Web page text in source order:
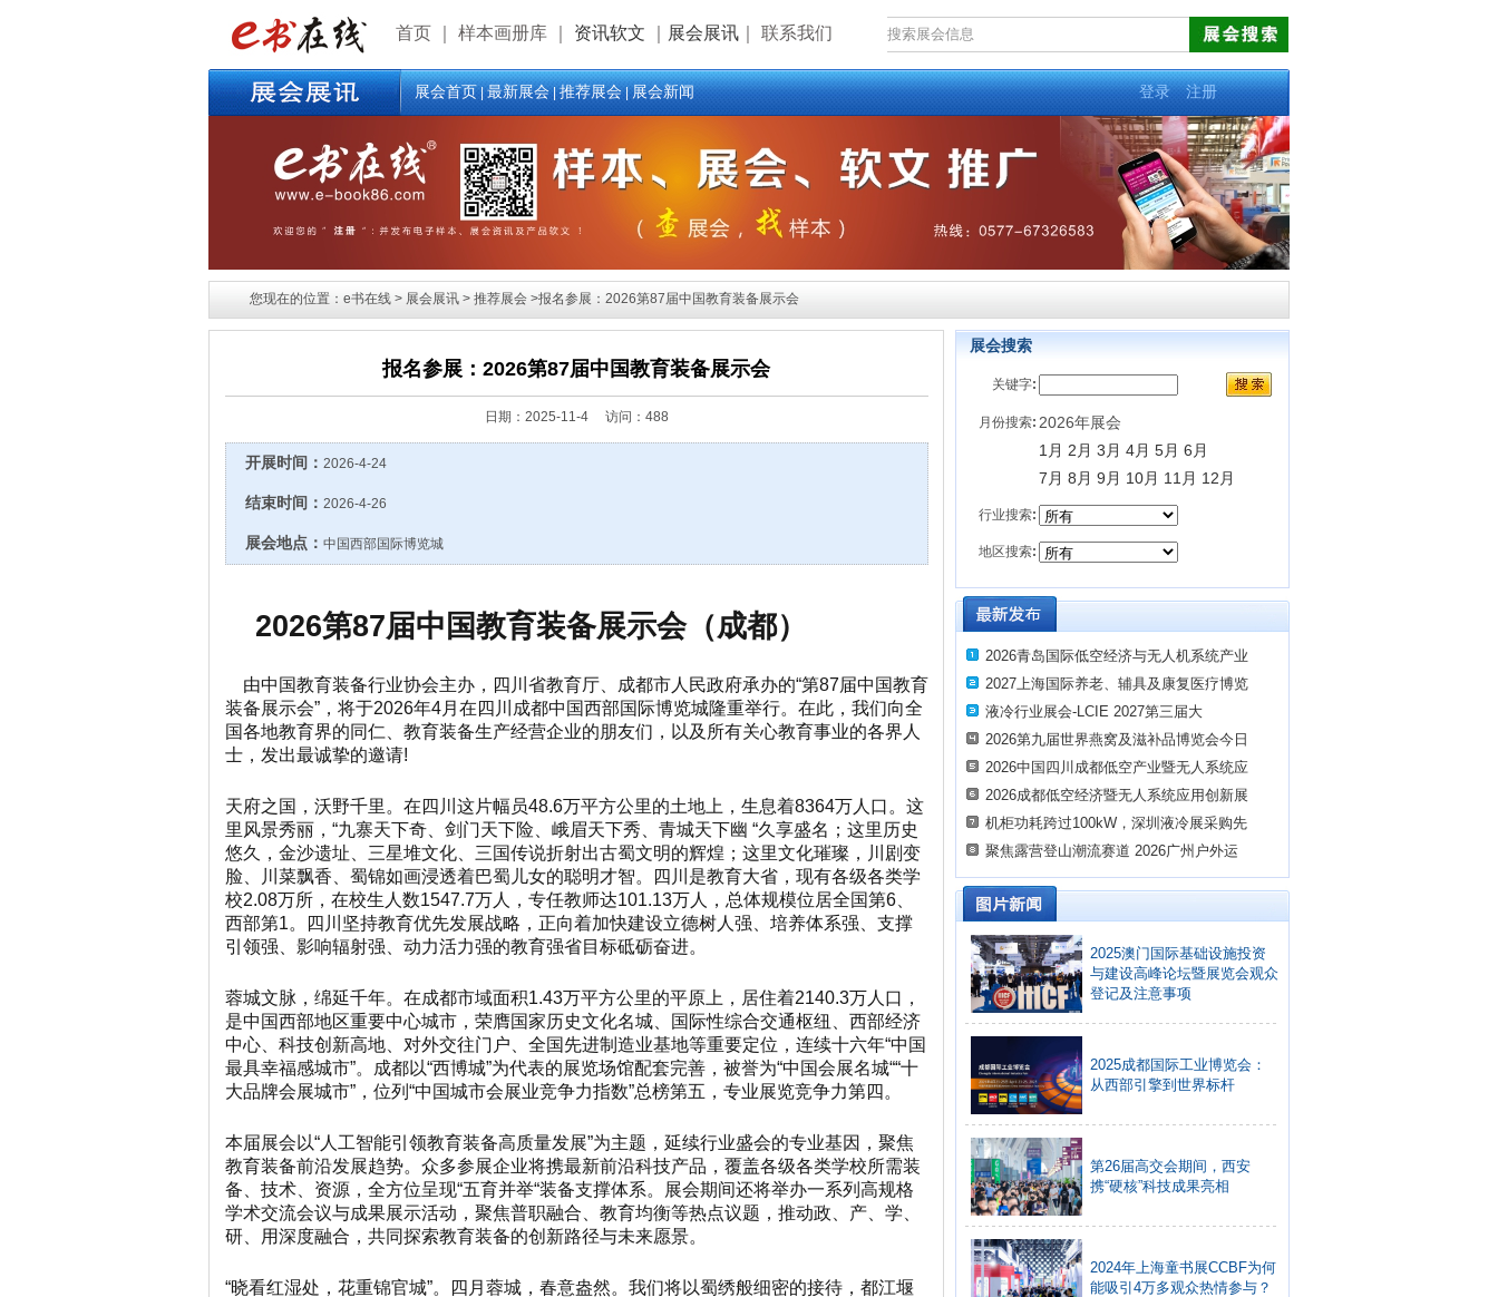
首页 样本画册库 资讯软文 展会展讯 联系我们
展会首页|最新展会|推荐展会|展会新闻 登录 注册
您现在的位置：e书在线 > 展会展讯 > 推荐展会 >报名参展：2026第87届中国教育装备展示会
报名参展：2026第87届中国教育装备展示会
日期： 2025-11-4 访问：488
开展时间： 2026-4-24
结束时间： 2026-4-26
展会地点： 中国西部国际博览城
2026第87届中国教育装备展示会（成都）
由中国教育装备行业协会主办， 四川省教育厅、成都市人民政府承办的“第87届中国教育
装备展示会”，将于2026年4月在四川成都中国西部国际博览城隆重举行。在此，我们向全
国各地教育界的同仁、教育装备生产经营企业的朋友们，以及所有关心教育事业的各界人
士，发出最诚挚的邀请!
天府之国，沃野千里。在四川这片幅员48.6万平方公里的土地上，生息着8364万人口。这
里风景秀丽，“九寨天下奇、剑门天下险、峨眉天下秀、青城天下幽 “久享盛名；这里历史
悠久，金沙遗址、三星堆文化、三国传说折射出古蜀文明的辉煌；这里文化璀璨，川剧变
脸、川菜飘香、蜀锦如画浸透着巴蜀儿女的聪明才智。四川是教育大省，现有各级各类学
校2.08万所，在校生人数1547.7万人，专任教师达101.13万人，总体规模位居全国第6、
西部第1。四川坚持教育优先发展战略，正向着加快建设立德树人强、培养体系强、支撑
引领强、影响辐射强、动力活力强的教育强省目标砥砺奋进。
蓉城文脉，绵延千年。在成都市域面积1.43万平方公里的平原上，居住着2140.3万人口，
是中国西部地区重要中心城市，荣膺国家历史文化名城、国际性综合交通枢纽、西部经济
中心、科技创新高地、对外交往门户、全国先进制造业基地等重要定位，连续十六年“中国
最具幸福感城市”。成都以“西博城”为代表的展览场馆配套完善，被誉为“中国会展名城““十
大品牌会展城市”，位列“中国城市会展业竞争力指数”总榜第五，专业展览竞争力第四。
本届展会以“人工智能引领教育装备高质量发展”为主题，延续行业盛会的专业基因，聚焦
教育装备前沿发展趋势。众多参展企业将携最新前沿科技产品，覆盖各级各类学校所需装
备、技术、资源，全方位呈现“五育并举“装备支撑体系。展会期间还将举办一系列高规格
学术交流会议与成果展示活动，聚焦普职融合、教育均衡等热点议题，推动政、产、学、
研、用深度融合，共同探索教育装备的创新路径与未来愿景。
“晓看红湿处，花重锦官城”。四月蓉城，春意盎然。我们将以蜀绣般细密的接待，都江堰
展会搜索
关键字:
月份搜索: 2026年展会
1月 2月 3月 4月 5月 6月
7月 8月 9月 10月 11月 12月
行业搜索:
地区搜索:
2026青岛国际低空经济与无人机系统产业
2027上海国际养老、辅具及康复医疗博览
液冷行业展会-LCIE 2027第三届大
2026第九届世界燕窝及滋补品博览会今日
2026中国四川成都低空产业暨无人系统应
2026成都低空经济暨无人系统应用创新展
机柜功耗跨过100kW，深圳液冷展采购先
聚焦露营登山潮流赛道 2026广州户外运
2025澳门国际基础设施投资
与建设高峰论坛暨展览会观众
登记及注意事项
2025成都国际工业博览会：
从西部引擎到世界标杆
第26届高交会期间，西安
携“硬核”科技成果亮相
2024年上海童书展CCBF为何
能吸引4万多观众热情参与？